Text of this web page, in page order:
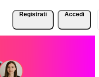
Registrati Accedi